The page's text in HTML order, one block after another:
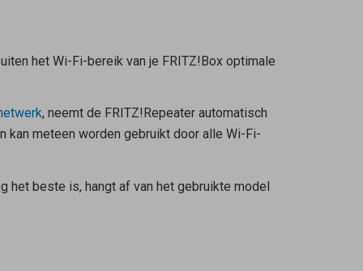
het Wi-Fi-bereik van je FRITZ!Box optimale
, neemt de FRITZ!Repeater automatisch
kan meteen worden gebruikt door alle Wi-Fi-
het beste is, hangt af van het gebruikte model